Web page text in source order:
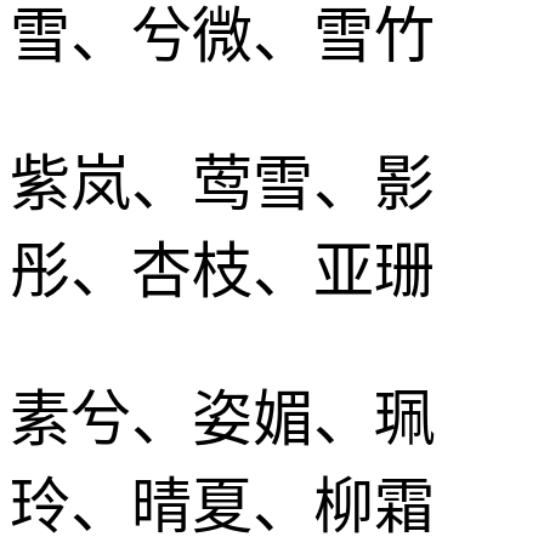
雪、兮微、雪竹
紫岚、莺雪、影
彤、杏枝、亚珊
素兮、姿媚、珮
玲、晴夏、柳霜